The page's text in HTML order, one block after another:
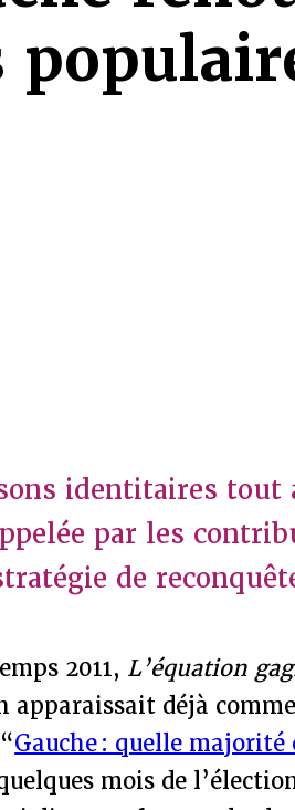
identitaires tout
par les
de
2011, L’équation
apparaissait déjà
Gauche : quelle majorité
mois de